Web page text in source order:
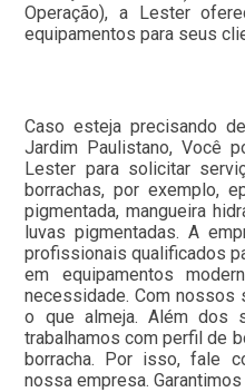
Operação), a Lester
equipamentos para seus
Caso esteja precisando
Jardim Paulistano, Você
Lester para solicitar
borrachas, por exemplo,
pigmentada, mangueira
luvas pigmentadas. A
profissionais qualificados
em equipamentos
necessidade. Com nossos
o que almeja. Além dos
trabalhamos com perfil de
borracha. Por isso, fale
nossa empresa.